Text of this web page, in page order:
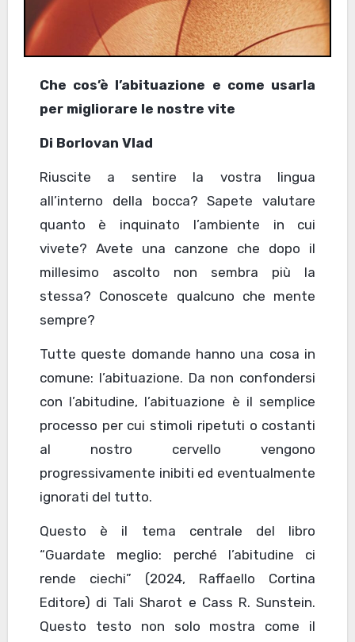
Che cos’è l’abituazione e come usarla
per migliorare le nostre vite
Di Borlovan Vlad
Riuscite a sentire la vostra lingua
all’interno della bocca? Sapete valutare
quanto è inquinato l’ambiente in cui
vivete? Avete una canzone che dopo il
millesimo ascolto non sembra più la
stessa? Conoscete qualcuno che mente
sempre?
Tutte queste domande hanno una cosa in
comune: l’abituazione. Da non confondersi
con l’abitudine, l’abituazione è il semplice
processo per cui stimoli ripetuti o costanti
al nostro cervello vengono
progressivamente inibiti ed eventualmente
ignorati del tutto.
Questo è il tema centrale del libro
“Guardate meglio: perché l’abitudine ci
rende ciechi” (2024, Raffaello Cortina
Editore) di Tali Sharot e Cass R. Sunstein.
Questo testo non solo mostra come il